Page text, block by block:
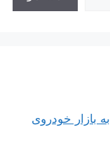
ورود تویوتا کرولا کراس هایبرید ۲۰۲۶ به بازار خودروی